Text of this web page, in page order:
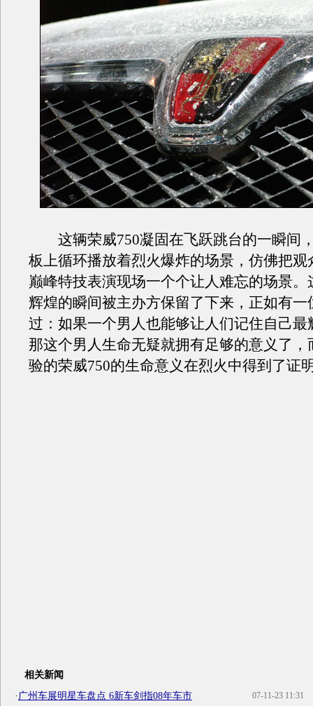
这辆荣威750凝固在飞跃跳台的一瞬间
板上循环播放着烈火爆炸的场景，仿佛把观
巅峰特技表演现场一个个让人难忘的场景。
辉煌的瞬间被主办方保留了下来，正如有一
过：如果一个男人也能够让人们记住自己最
那这个男人生命无疑就拥有足够的意义了，
验的荣威750的生命意义在烈火中得到了证
相关新闻
07-11-23 11:31
· 广州车展明星车盘点 6新车剑指08年车市